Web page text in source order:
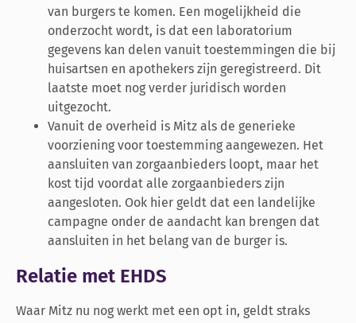
van burgers te komen. Een mogelijkheid die
onderzocht wordt, is dat een laboratorium
gegevens kan delen vanuit toestemmingen die bij
huisartsen en apothekers zijn geregistreerd. Dit
laatste moet nog verder juridisch worden
uitgezocht.
Vanuit de overheid is Mitz als de generieke
voorziening voor toestemming aangewezen. Het
aansluiten van zorgaanbieders loopt, maar het
kost tijd voordat alle zorgaanbieders zijn
aangesloten. Ook hier geldt dat een landelijke
campagne onder de aandacht kan brengen dat
aansluiten in het belang van de burger is.
Relatie met EHDS
Waar Mitz nu nog werkt met een opt in, geldt straks